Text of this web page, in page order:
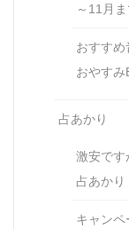
～11月
おすすめ
おやすみ
占あかり
激安です
占あかり
キャン